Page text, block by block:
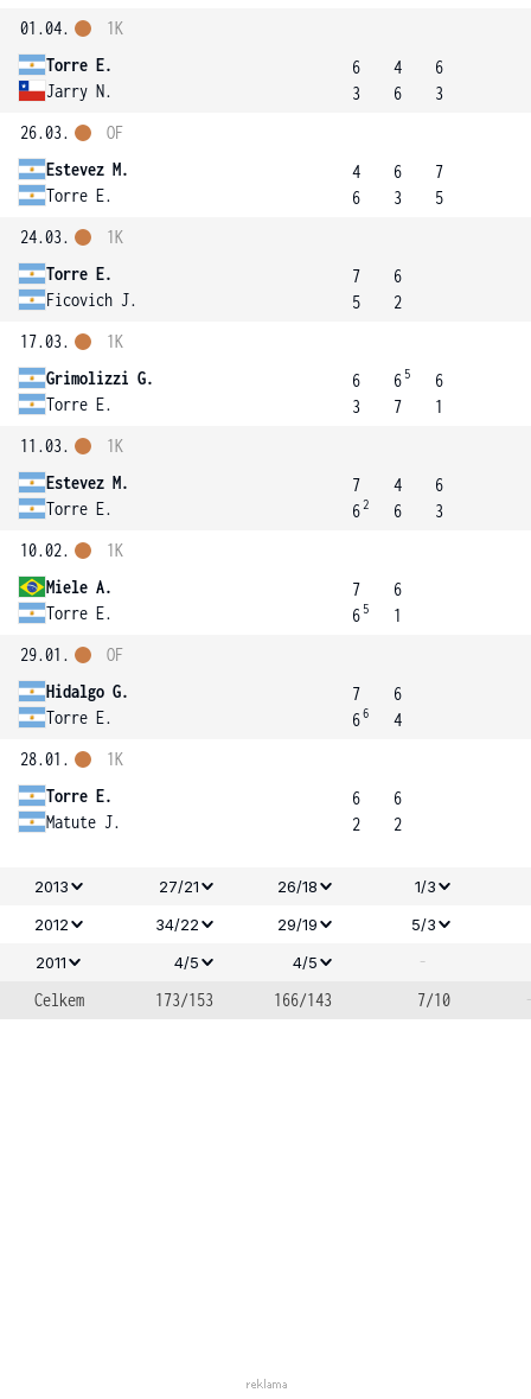
01.04.
Torre E.
Jarry N.
1K
6
3
4
6
6
3
26.03.
Estevez M.
Torre E.
OF
4
6
6
3
7
5
24.03.
Torre E.
Ficovich J.
1K
7
5
6
2
17.03.
Grimolizzi G.
Torre E.
1K
6
3
6 5
7
6
1
11.03.
Estevez M.
Torre E.
1K
7
62
4
6
6
3
10.02.
Miele A.
Torre E.
1K
7
6 5
6
1
29.01.
Hidalgo G.
Torre E.
OF
7
66
6
4
28.01.
Torre E.
Matute J.
1K
6
2
6
2
2013 27/21 26/18
1/3
2012
34/22 29/19
5/3
2011
4/5 4/5
-
Celkem
173/153 166/143 7/10